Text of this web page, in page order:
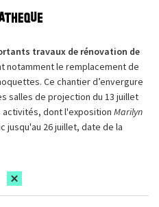
travaux de rénovation de
notamment le remplacement de
Ce chantier d’envergure
salles de projection du 13 juillet
activités, dont l'exposition Marilyn
jusqu'au 26 juillet, date de la